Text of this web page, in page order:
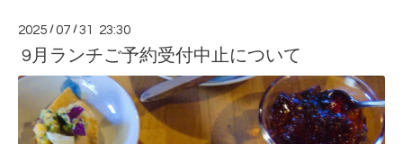
2025 /07 /31 23:30
9月ランチご予約受付中止について